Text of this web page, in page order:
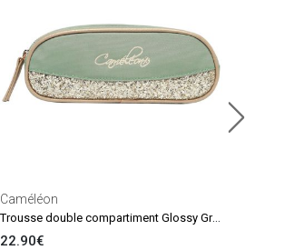
Caméléon
Trousse double compartiment Glossy Green
22.90€